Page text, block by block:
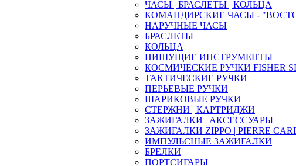
ЧАСЫ | БРАСЛЕТЫ | КОЛЬЦА
КОМАНДИРСКИЕ ЧАСЫ -
НАРУЧНЫЕ ЧАСЫ
БРАСЛЕТЫ
КОЛЬЦА
ПИШУЩИЕ ИНСТРУМЕНТЫ
КОСМИЧЕСКИЕ РУЧКИ FISHER
ТАКТИЧЕСКИЕ РУЧКИ
ПЕРЬЕВЫЕ РУЧКИ
ШАРИКОВЫЕ РУЧКИ
СТЕРЖНИ | КАРТРИДЖИ
ЗАЖИГАЛКИ | АКСЕССУАРЫ
ЗАЖИГАЛКИ ZIPPO | PIERRE
ИМПУЛЬСНЫЕ ЗАЖИГАЛКИ
БРЕЛКИ
ПОРТСИГАРЫ